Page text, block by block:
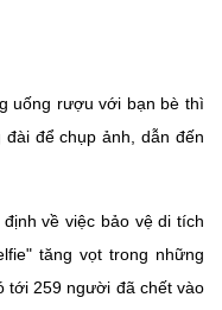
uống rượu với bạn bè thì
để chụp ảnh, dẫn đến
về việc bảo vệ di tích
tăng vọt trong những
tới 259 người đã chết vào